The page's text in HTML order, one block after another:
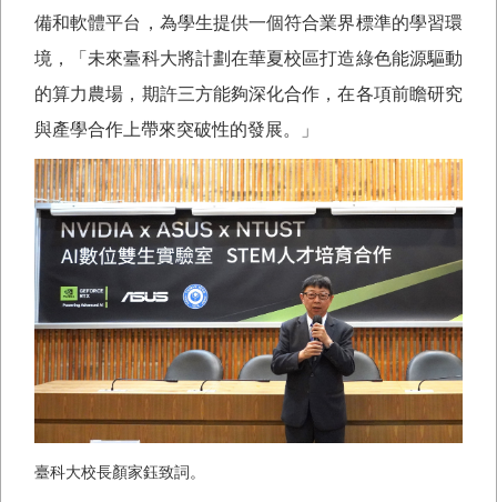
備和軟體平台，為學生提供一個符合業界標準的學習環
境，「未來臺科大將計劃在華夏校區打造綠色能源驅動
的算力農場，期許三方能夠深化合作，在各項前瞻研究
與產學合作上帶來突破性的發展。」
臺科大校長顏家鈺致詞。